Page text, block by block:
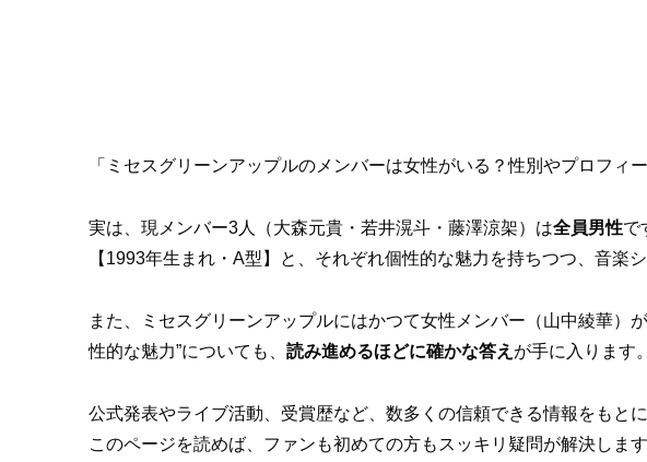
「ミセスグリーンアップルのメンバーは女性がいる？性別やプロフィ
実は、現メンバー3人（大森元貴・若井滉斗・藤澤涼架）は全員男性で
【1993年生まれ・A型】と、それぞれ個性的な魅力を持ちつつ、音楽
また、ミセスグリーンアップルにはかつて女性メンバー（山中綾華）
性的な魅力”についても、 読み進めるほどに確かな答え が手に入ります。
公式発表やライブ活動、受賞歴など、数多くの信頼できる情報をもとに
このページを読めば、ファンも初めての方もスッキリ疑問が解決します